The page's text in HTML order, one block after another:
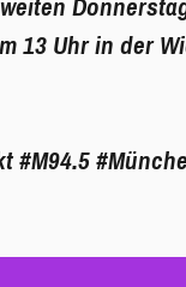
13 Uhr in der
#M94.5